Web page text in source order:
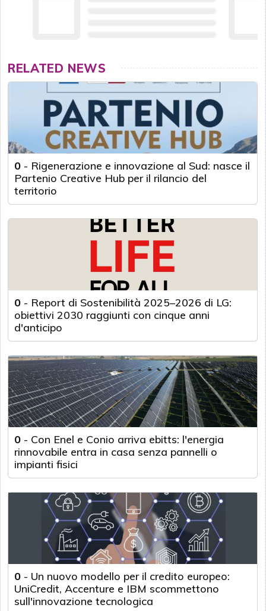
RELATED NEWS
0 - Rigenerazione e innovazione al Sud: nasce il
Partenio Creative Hub per il rilancio del
territorio
0 - Report di Sostenibilità 2025–2026 di LG:
obiettivi 2030 raggiunti con cinque anni
d'anticipo
0 - Con Enel e Conio arriva ebitts: l'energia
rinnovabile entra in casa senza pannelli o
impianti fisici
0 - Un nuovo modello per il credito europeo:
UniCredit, Accenture e IBM scommettono
sull'innovazione tecnologica